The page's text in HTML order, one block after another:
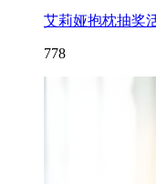
艾莉娅抱枕抽奖
778